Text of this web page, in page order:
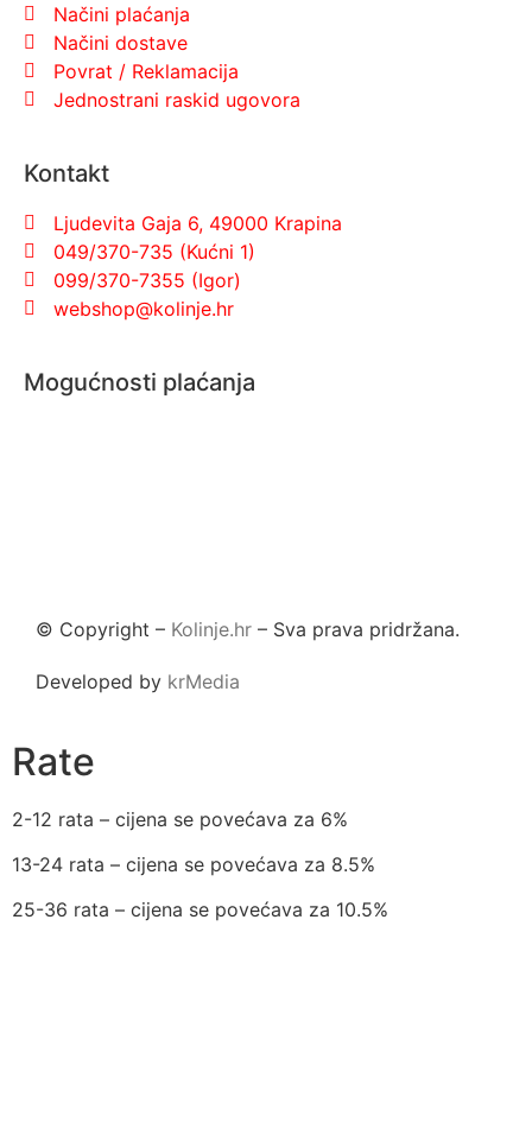
Načini plaćanja
Načini dostave
Povrat / Reklamacija
Jednostrani raskid ugovora
Kontakt
Ljudevita Gaja 6, 49000 Krapina
049/370-735 (Kućni 1)
099/370-7355 (Igor)
webshop@kolinje.hr
Mogućnosti plaćanja
© Copyright – Kolinje.hr – Sva prava pridržana.
Developed by krMedia
Rate
2-12 rata – cijena se povećava za 6%
13-24 rata – cijena se povećava za 8.5%
25-36 rata – cijena se povećava za 10.5%